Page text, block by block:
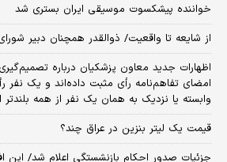
خواننده پیشکسوت موسیقی ایران بستری شد
از شایعه تا واقعیت/ ذوالقدر همچنان دبیر
امضای تفاهم‌نامه رأی مثبت داده‌اند و یک
وابسته یا نزدیک به همان یک نفر از همه
قیمت یک لیتر بنزین در عراق چند؟